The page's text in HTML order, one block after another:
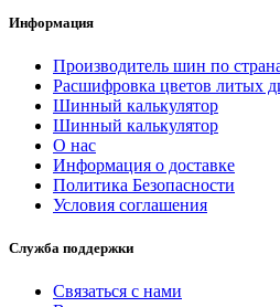
Информация
Производитель шин по
Расшифровка цветов литых
Шинный калькулятор
Шинный калькулятор
О нас
Информация о доставке
Политика Безопасности
Условия соглашения
Служба поддержки
Связаться с нами